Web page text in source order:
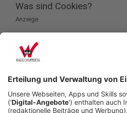
Was sind Cookies?
Anzeige
"Um es einfach
surft oder eine Website
unterschiedliche Arten. Die
um die Website an sich